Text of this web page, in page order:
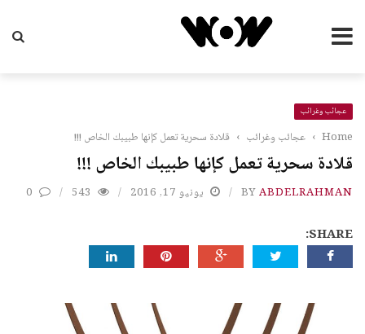
عجائب وغرائب
Home
› عجائب وغرائب › قلادة سحرية تعمل كإنها طبيبك الخاص !!!
قلادة سحرية تعمل كإنها طبيبك الخاص !!!
BYABDELRAHMAN يونيو 17, 2016 543
0
SHARE: